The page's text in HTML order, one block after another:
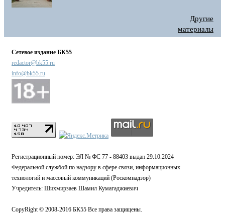
Другие
материалы
Сетевое издание БК55
redactor@bk55.ru
info@bk55.ru
Регистрационный номер: ЭЛ № ФС 77 - 88403 выдан 29.10.2024
Федеральной службой по надзору в сфере связи, информационных
технологий и массовый коммуникаций (Роскомнадзор)
Учредитель: Шихмирзаев Шамил Кумагаджиевич
CopyRight © 2008-2016 БК55 Все права защищены.